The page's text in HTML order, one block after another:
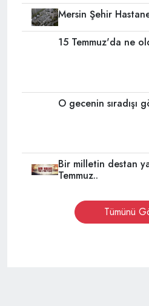
Mersin Şehir
15 Temmuz'da ne
O gecenin sıradışı
Bir milletin destan
Temmuz..
Tümünü